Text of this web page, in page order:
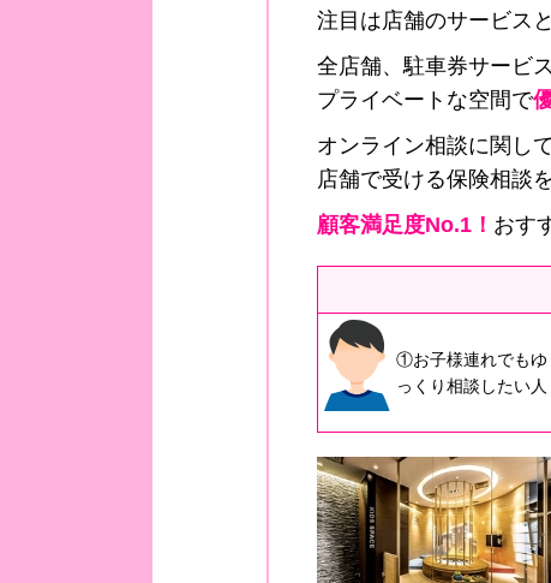
注目は店舗のサービス
全店舗、駐車券サービ
プライベートな空間で
オンライン相談に関し
店舗で受ける保険相談
顧客満足度No.1！ おす
①お子様連れでもゆ
っくり相談したい人